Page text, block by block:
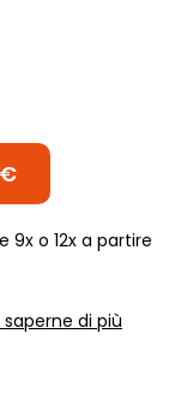
o 12x a partire
saperne di più